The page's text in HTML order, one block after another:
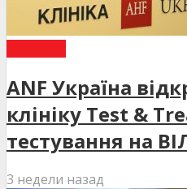
ANF Україна
клініку Test &
тестування на
3 недели назад